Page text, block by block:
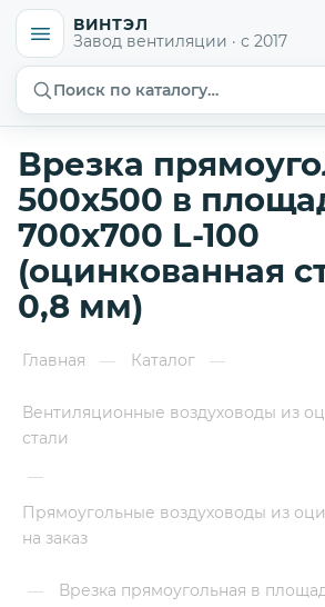
ВИНТЭЛ
Завод вентиляции · с 2017
Поиск по каталогу…
Врезка
500х500 в
700х700 L-100
(оцинкованная
0,8 мм)
Главная — Каталог —
Вентиляционные воздуховоды из
стали
—
Прямоугольные воздуховоды из
на заказ
— Врезка прямоугольная в